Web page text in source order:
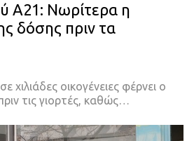
Α21: Νωρίτερα η
δόσης πριν τα
χιλιάδες οικογένειες φέρνει ο
τις γιορτές, καθώς…